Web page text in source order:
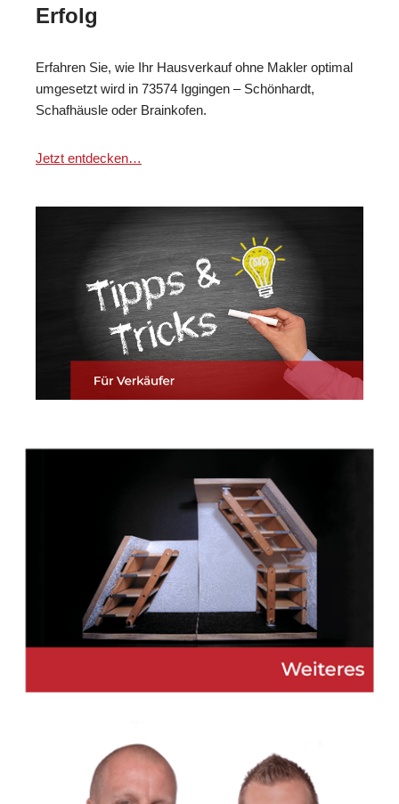
Erfolg
Erfahren Sie, wie Ihr Hausverkauf ohne Makler optimal
umgesetzt wird in 73574 Iggingen – Schönhardt,
Schafhäusle oder Brainkofen.
Jetzt entdecken…